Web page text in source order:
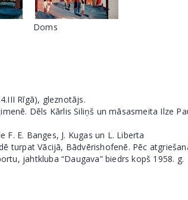
Doms
Rīgā), gleznotājs.
Dēls Kārlis Siliņš un māsasmeita Ilze
E. Banges, J. Kugas un L. Liberta
turpat Vācijā, Bādvērishofenē. Pēc
jahtkluba “Daugava” biedrs kopš 1958. g.